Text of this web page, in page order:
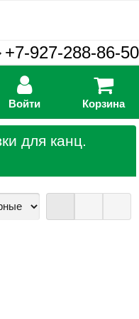
+7-927-288-86-50
Войти Корзина
для канц.